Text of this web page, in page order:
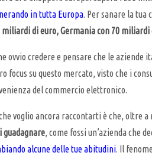
in tutta Europa. Per sanare la tua
miliardi di euro, Germania con 70
ovvio credere e pensare che le
focus su questo mercato, visto che i
del commercio elettronico.
voglio ancora raccontarti è che, oltre
guadagnare, come fossi un’azienda che
alcune delle tue abitudini. Il